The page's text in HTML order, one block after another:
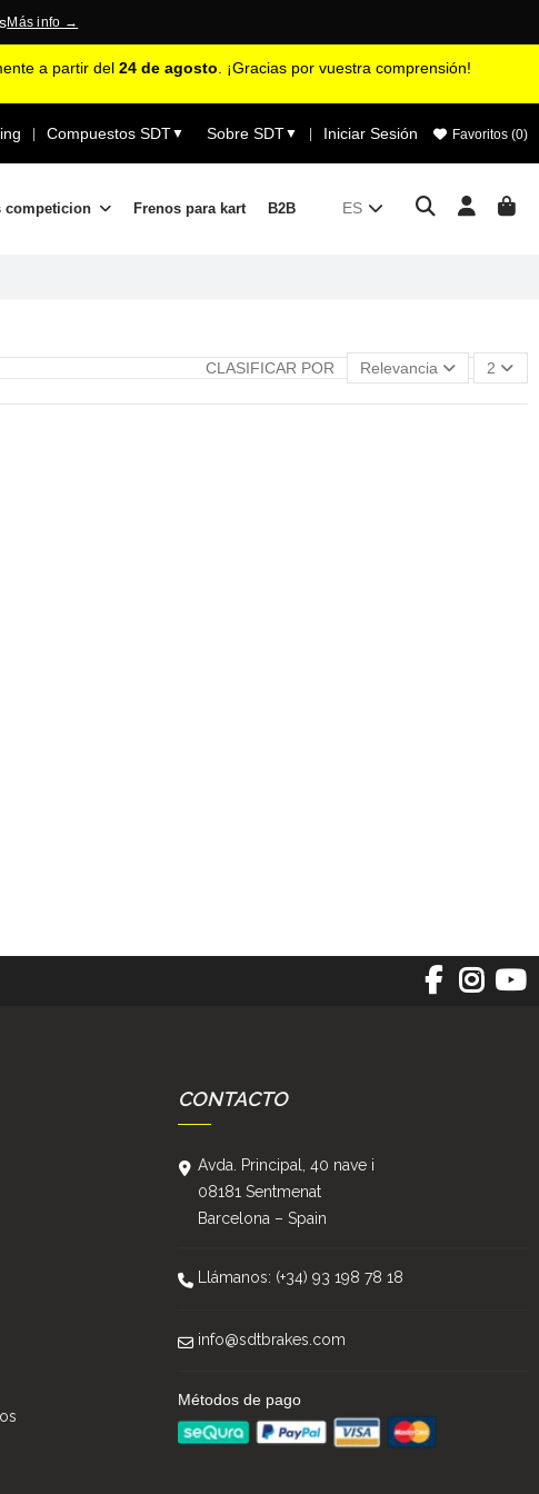
Más info →
a partir del 24 de agosto . ¡Gracias por vuestra comprensión!
| Compuestos SDT▼ Sobre SDT▼ | Iniciar Sesión Favoritos (0)
competicion Frenos para kart B2B ES
CLASIFICAR POR Relevancia 2
CONTACTO
Avda. Principal, 40 nave i
08181 Sentmenat
Barcelona – Spain
Llámanos: (+34) 93 198 78 18
info@sdtbrakes.com
Métodos de pago